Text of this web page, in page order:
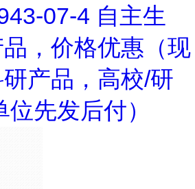
07-4 自主生
，价格优惠（现
产品，高校/研
先发后付）